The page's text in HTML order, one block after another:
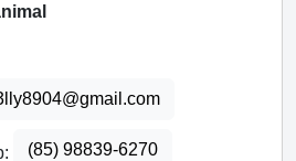
(85) 98839-6270